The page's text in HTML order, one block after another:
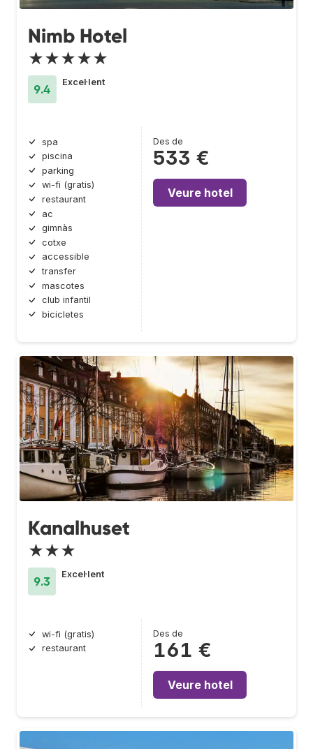
Nimb Hotel
★★★★★
9.4
Excel·lent
spa
piscina
parking
wi-fi (gratis)
restaurant
ac
gimnàs
cotxe
accessible
transfer
mascotes
club infantil
bicicletes
Des de
533 €
Veure hotel
Kanalhuset
★★★
9.3
Excel·lent
wi-fi (gratis)
restaurant
Des de
161 €
Veure hotel